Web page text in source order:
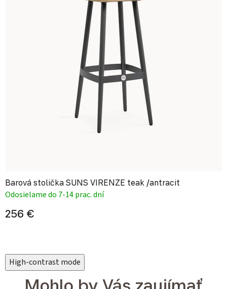
Barová stolička SUNS VIRENZE teak /antracit
Odosielame do 7-14 prac. dní
256 €
High-contrast mode